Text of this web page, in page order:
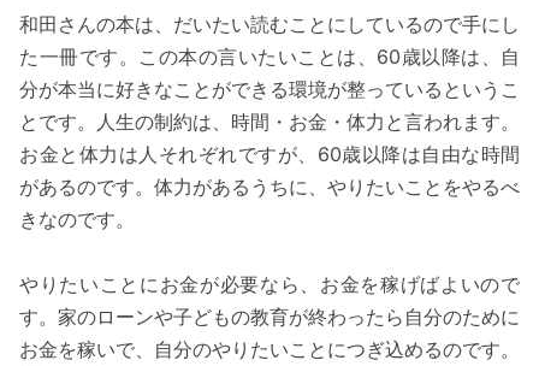
和田さんの本は、だいたい読むことにしているので手にし
た一冊です。この本の言いたいことは、60歳以降は、自
分が本当に好きなことができる環境が整っているというこ
とです。人生の制約は、時間・お金・体力と言われます。
お金と体力は人それぞれですが、60歳以降は自由な時間
があるのです。体力があるうちに、やりたいことをやるべ
きなのです。
やりたいことにお金が必要なら、お金を稼げばよいので
す。家のローンや子どもの教育が終わったら自分のために
お金を稼いで、自分のやりたいことにつぎ込めるのです。